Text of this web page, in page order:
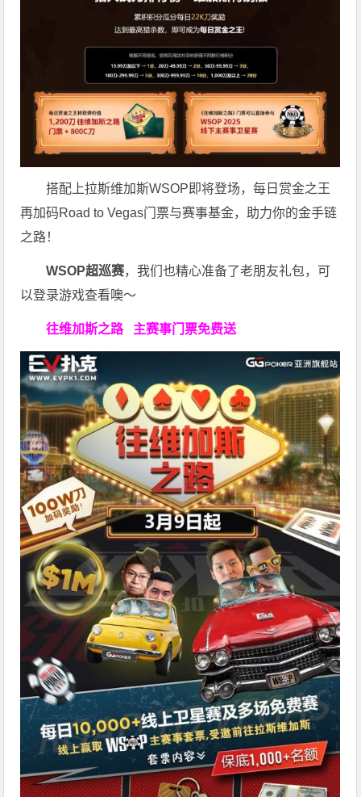
搭配上拉斯维加斯WSOP即将登场，每日赏金之王
再加码Road to Vegas门票与赛事基金，助力你的金手链
之路！
WSOP超巡赛，我们也精心准备了老朋友礼包，可
以登录游戏查看噢～
往维加斯之路 主赛事门票免费送